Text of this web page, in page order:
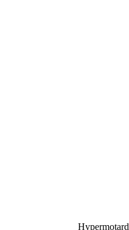
Hypermotard